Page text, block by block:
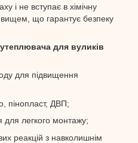
і не вступає в хімічну
що гарантує безпеку
для вуликів
для підвищення
пінопласт, ДВП;
для легкого монтажу;
реакцій з навколишнім